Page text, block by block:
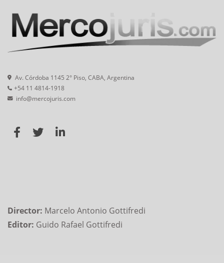
Av. Córdoba 1145 2° Piso, CABA, Argentina
+54 11 4814-1918
info@mercojuris.com
Director: Marcelo Antonio Gottifredi
Editor: Guido Rafael Gottifredi